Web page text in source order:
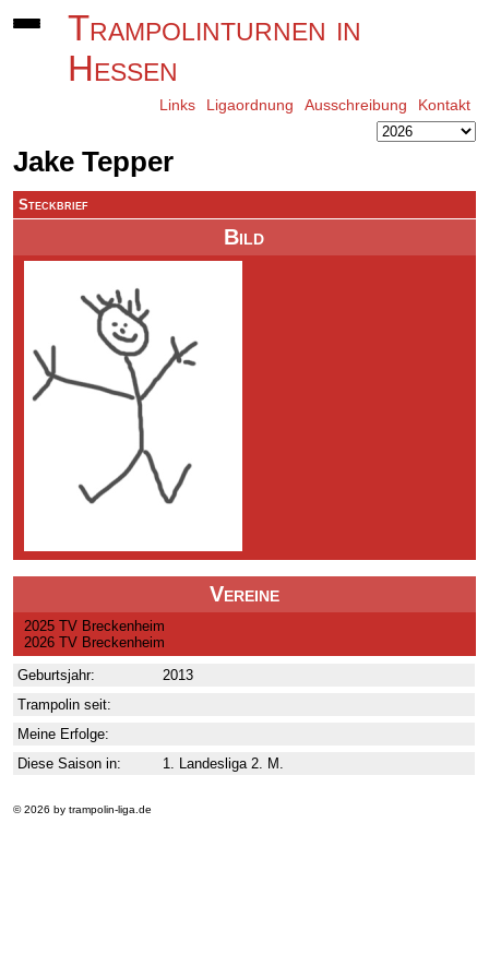
Trampolinturnen in
Hessen
Links Ligaordnung Ausschreibung Kontakt
Jake Tepper
Bild
Vereine
2025 TV Breckenheim
2026 TV Breckenheim
Steckbrief
Geburtsjahr:
2013
Trampolin seit:
Meine Erfolge:
Diese Saison in:
1. Landesliga 2. M.
© 2026 by trampolin-liga.de